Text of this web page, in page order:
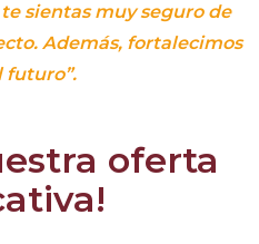
sientas muy seguro de
Además, fortalecimos
futuro”.
oferta